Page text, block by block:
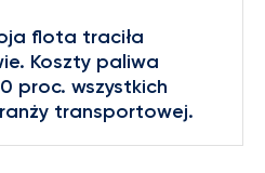
flota traciła
Koszty paliwa
proc. wszystkich
transportowej.